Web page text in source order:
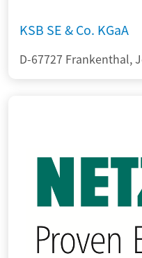
KSB SE & Co. KGaA
D-67727 Frankenthal,